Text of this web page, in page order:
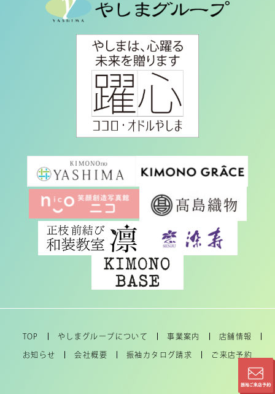
TOP やしまグループについて 事業案内 店舗情報
お知らせ 会社概要 振袖カタログ請求 ご来店予約